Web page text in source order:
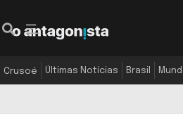
Crusoé Últimas Notícias Brasil